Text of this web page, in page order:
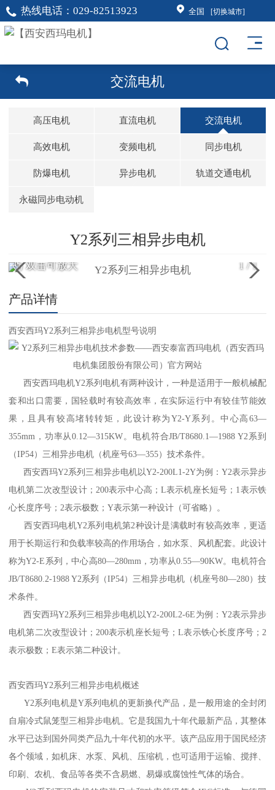
热线电话： 029-82513923 全国 [切换城市]
交流电机
高压电机 直流电机 交流电机
高效电机 变频电机 同步电机
防爆电机 异步电机 轨道交通电机
永磁同步电动机
Y2系列三相异步电机
1 /1
双击可放大
产品详情
西安西玛Y2系列三相异步电机型号说明
西安西玛电机Y2系列电机有两种设计，一种是适用于一般机械配
套和出口需要，国轻载时有较高效率，在实际运行中有较佳节能效
果，且具有较高堵转转矩，此设计称为Y2-Y系列。中心高63—
355mm，功率从0.12—315KW。电机符合JB/T8680.1—1988 Y2系到
（IP54）三相异步电机（机座号63—355）技术条件。
西安西玛Y2系列三相异步电机以Y2-200L1-2Y为例：Y2表示异步
电机第二次改型设计；200表示中心高；L表示机座长短号；1表示铁
心长度序号；2表示极数；Y表示第一种设计（可省略）。
西安西玛电机Y2系列电机第2种设计是满载时有较高效率，更适
用于长期运行和负载率较高的作用场合，如水泵、风机配套。此设计
称为Y2-E系列，中心高80—280mm，功率从0.55—90KW。电机符合
JB/T8680.2-1988 Y2系列（IP54）三相异步电机（机座号80—280）技
术条件。
西安西玛Y2系列三相异步电机以Y2-200L2-6E为例：Y2表示异步
电机第二次改型设计；200表示机座长短号；L表示铁心长度序号；2
表示极数；E表示第二种设计。
西安西玛Y2系列三相异步电机概述
Y2系列电机是Y系列电机的更新换代产品，是一般用途的全封闭
自扇冷式鼠笼型三相异步电机。它是我国九十年代最新产品，其整体
水平已达到国外同类产品九十年代初的水平。该产品应用于国民经济
各个领域，如机床、水泵、风机、压缩机，也可适用于运输、搅拌、
印刷、农机、食品等各类不含易燃、易爆或腐蚀性气体的场合。